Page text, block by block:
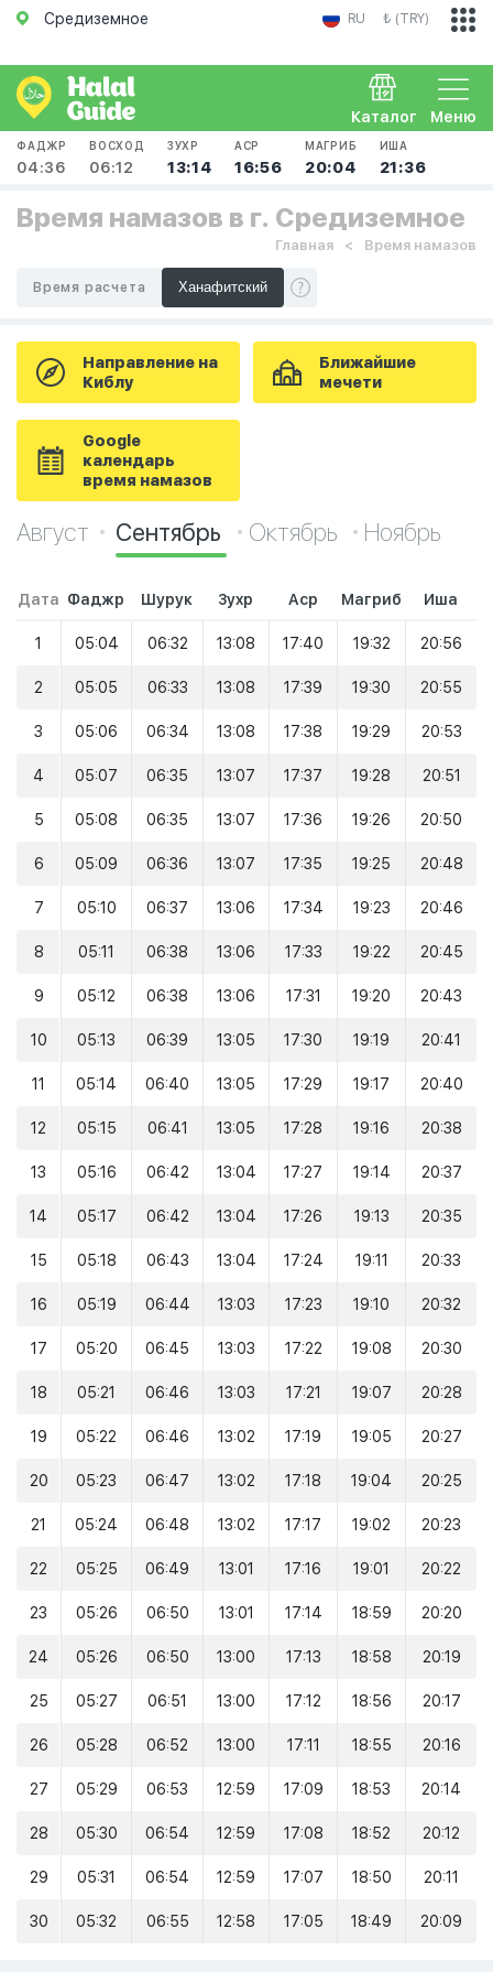
Средиземное RU ₺ (TRY)
Меню
Каталог
ФАДЖР
04:36
ВОСХОД
06:12
ЗУХР
13:14
АСР
16:56
МАГРИБ
20:04
ИША
21:36
Время намазов в г. Средиземное
Главная Время намазов
Время расчета
Направление на
Киблу
Ближайшие
мечети
Google
календарь
время намазов
Август Сентябрь Октябрь Ноябрь
Дата Фаджр Шурук Зухр Аср Магриб Иша
1 05:04 06:32 13:08 17:40 19:32 20:56
2 05:05 06:33 13:08 17:39 19:30 20:55
3 05:06 06:34 13:08 17:38 19:29 20:53
4 05:07 06:35 13:07 17:37 19:28 20:51
5 05:08 06:35 13:07 17:36 19:26 20:50
6 05:09 06:36 13:07 17:35 19:25 20:48
7 05:10 06:37 13:06 17:34 19:23 20:46
8 05:11 06:38 13:06 17:33 19:22 20:45
9 05:12 06:38 13:06 17:31 19:20 20:43
10 05:13 06:39 13:05 17:30 19:19 20:41
11 05:14 06:40 13:05 17:29 19:17 20:40
12 05:15 06:41 13:05 17:28 19:16 20:38
13 05:16 06:42 13:04 17:27 19:14 20:37
14 05:17 06:42 13:04 17:26 19:13 20:35
15 05:18 06:43 13:04 17:24 19:11 20:33
16 05:19 06:44 13:03 17:23 19:10 20:32
17 05:20 06:45 13:03 17:22 19:08 20:30
18 05:21 06:46 13:03 17:21 19:07 20:28
19 05:22 06:46 13:02 17:19 19:05 20:27
20 05:23 06:47 13:02 17:18 19:04 20:25
21 05:24 06:48 13:02 17:17 19:02 20:23
22 05:25 06:49 13:01 17:16 19:01 20:22
23 05:26 06:50 13:01 17:14 18:59 20:20
24 05:26 06:50 13:00 17:13 18:58 20:19
25 05:27 06:51 13:00 17:12 18:56 20:17
26 05:28 06:52 13:00 17:11 18:55 20:16
27 05:29 06:53 12:59 17:09 18:53 20:14
28 05:30 06:54 12:59 17:08 18:52 20:12
29 05:31 06:54 12:59 17:07 18:50 20:11
30 05:32 06:55 12:58 17:05 18:49 20:09